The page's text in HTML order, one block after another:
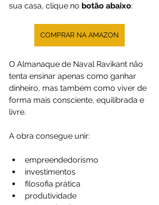
sua casa, clique no botão abaixo:
COMPRAR NA AMAZON
O Almanaque de Naval Ravikant não
tenta ensinar apenas como ganhar
dinheiro, mas também como viver de
forma mais consciente, equilibrada e
livre.
A obra consegue unir:
empreendedorismo
investimentos
filosofia prática
produtividade